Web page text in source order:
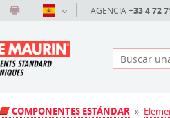
AGENCIA +33 4 72
COMPONENTES ESTÁNDAR »